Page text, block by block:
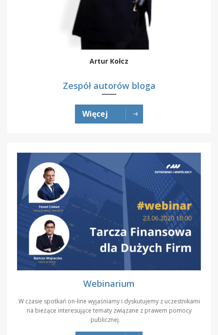
Artur Kołcz
Zespół autorów bloga
Więcej
Webinarium
W czasie spotkań on-line wyjaśniamy i dyskutujemy z uczestnikami
na bieżące interesujące tematy związane z prawem pomocy
publicznej.